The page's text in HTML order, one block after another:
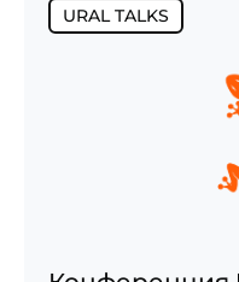
URAL TALKS